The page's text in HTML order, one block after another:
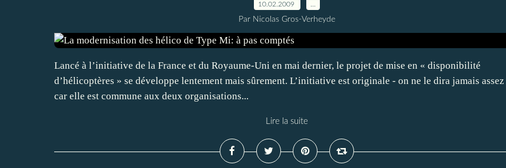
10.02.2009
Par Nicolas Gros-Verheyde
Lancé à l’initiative de la France et du Royaume-Uni en mai dernier, le projet de mise en « disponibilité
d’hélicoptères » se développe lentement mais sûrement. L’initiative est originale - on ne le dira jamais assez
car elle est commune aux deux organisations...
Lire la suite